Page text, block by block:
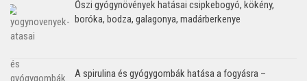
Őszi gyógynövények hatásai csipkebogyó, kökény,
boróka, bodza, galagonya, madárberkenye
A spirulina és gyógygombák hatása a fogyásra –